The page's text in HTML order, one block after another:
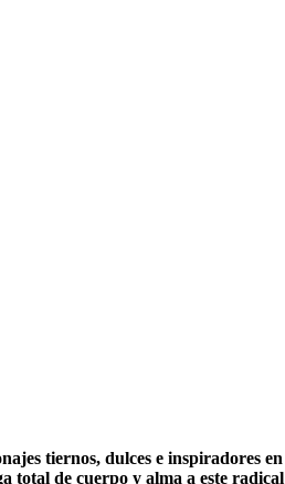
tiernos, dulces e inspiradores
total de cuerpo y alma a este